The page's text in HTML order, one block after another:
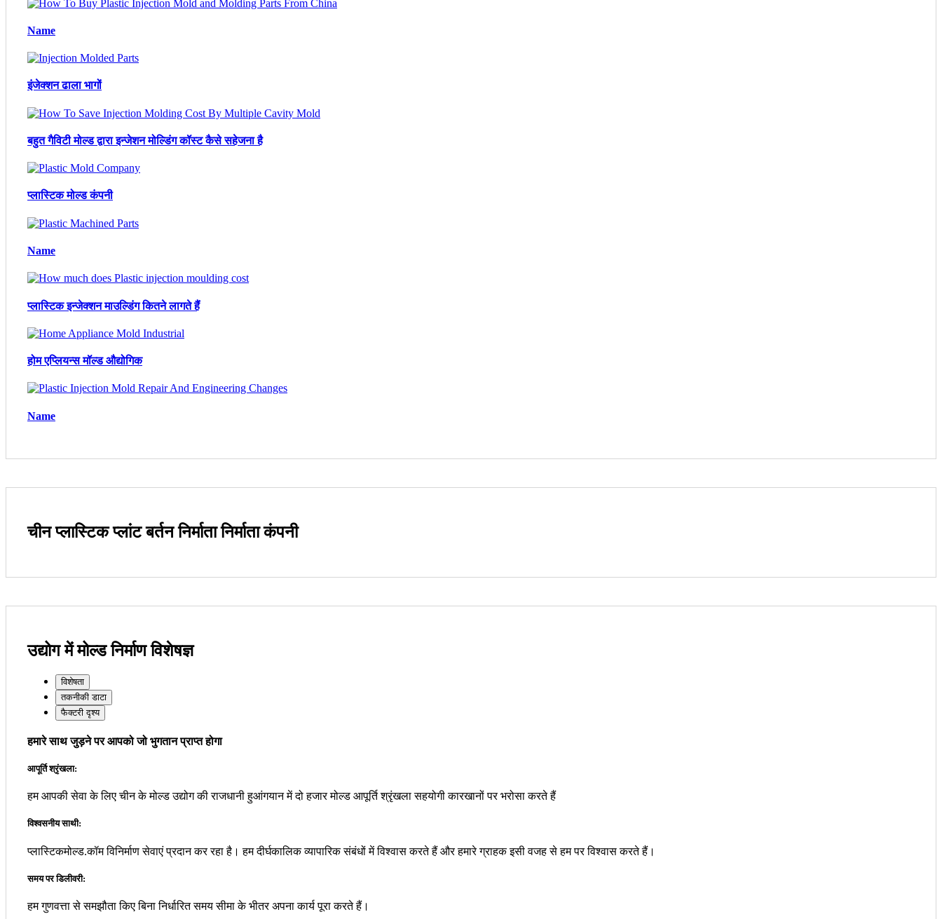
Name
इंजेक्शन ढाला भागों
बहुत गैविटी मोल्ड द्वारा इन्जेशन मोल्डिंग कॉस्ट कैसे सहेजना है
प्लास्टिक मोल्ड कंपनी
Name
प्लास्टिक इन्जेक्शन माउल्डिंग कितने लागते हैं
होम एप्लियन्स मॉल्ड औद्योगिक
Name
चीन प्लास्टिक प्लांट बर्तन निर्माता निर्माता कंपनी
उद्योग में मोल्ड निर्माण विशेषज्ञ
विशेषता
तकनीकी डाटा
फैक्टरी दृश्य
हमारे साथ जुड़ने पर आपको जो भुगतान प्राप्त होगा
आपूर्ति श्रृंखला:
हम आपकी सेवा के लिए चीन के मोल्ड उद्योग की राजधानी हुआंगयान में दो हजार मोल्ड आपूर्ति श्रृंखला सहयोगी कारखानों पर भरोसा करते हैं
विश्वसनीय साथी:
प्लास्टिकमोल्ड.कॉम ​​विनिर्माण सेवाएं प्रदान कर रहा है। हम दीर्घकालिक व्यापारिक संबंधों में विश्वास करते हैं और हमारे ग्राहक इसी वजह से हम पर विश्वास करते हैं।
समय पर डिलीवरी:
हम गुणवत्ता से समझौता किए बिना निर्धारित समय सीमा के भीतर अपना कार्य पूरा करते हैं।